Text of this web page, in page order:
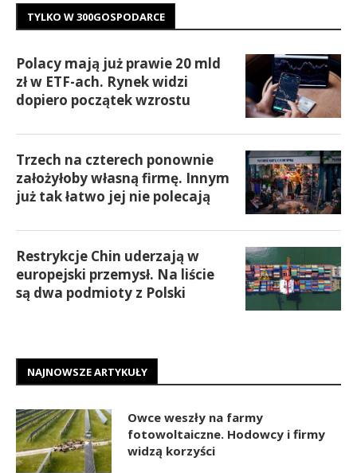
TYLKO W 300GOSPODARCE
Polacy mają już prawie 20 mld
zł w ETF-ach. Rynek widzi
dopiero początek wzrostu
Trzech na czterech ponownie
założyłoby własną firmę. Innym
już tak łatwo jej nie polecają
Restrykcje Chin uderzają w
europejski przemysł. Na liście
są dwa podmioty z Polski
NAJNOWSZE ARTYKUŁY
Owce weszły na farmy
fotowoltaiczne. Hodowcy i firmy
widzą korzyści